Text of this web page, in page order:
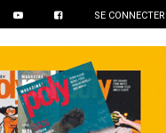
SE CONNECTER